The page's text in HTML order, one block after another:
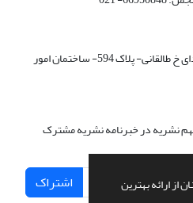
از ارائه بهترین
خیابان انقلاب- خیابان قدس- ابتدای خ طالقانی- پلاک 594- ساختمان امور
نشریه در خبرنامه نشریه مشترک
اشتراک